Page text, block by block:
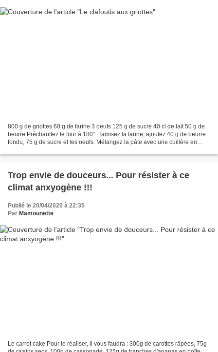
800 g de griottes 60 g de farine 3 oeufs 125 g de sucre 40 cl de lait 50 g de
beurre Préchauffez le four à 180°. Tamisez la farine, ajoutez 40 g de beurre
fondu, 75 g de sucre et les oeufs. Mélangez la pâte avec une cuillère en
Trop envie de douceurs... Pour résister à ce
climat anxyogène !!!
Publié le 20/04/2020 à 22:35
Par Mamounette
Le carrot cake Pour le réaliser, il vous faudra : 300g de carottes râpées, 75g